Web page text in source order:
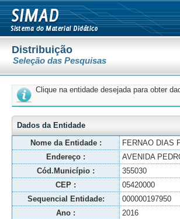
Distribuição
Seleção das Pesquisas
Clique na entidade desejada para obter
Dados da Entidade
Nome da Entidade :
FERNAO DIAS
Endereço :
AVENIDA
Cód.Município :
355030
CEP :
05420000
Sequencial Entidade:
000000197950
Ano :
2016